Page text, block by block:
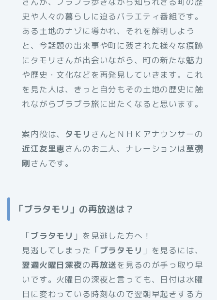
史や人々の暮らしに迫るバラエティ番組です。
ある土地のナゾに導かれ、それを解明しよう
と、今話題の出来事や町に残された様々な痕跡
にタモリさんが出会いながら、町の新たな魅力
や歴史・文化などを再発見していきます。これ
を見た人は、きっと自分もその土地の歴史に触
れながらブラブラ旅に出たくなると思います。
案内役は、 タモリ さんとＮＨＫアナウンサーの
近江友里恵さんのお二人、ナレーションは草彅
剛さんです。
「ブラタモリ」の再放送は？
「ブラタモリ 」を見逃した方へ！
見逃してしまった「ブラタモリ 」を見るには、
翌週火曜日深夜の再放送を見るのが手っ取り早
いです。火曜日の深夜と言っても、日付は水曜
日に変わっている時刻なので翌朝早起きする方